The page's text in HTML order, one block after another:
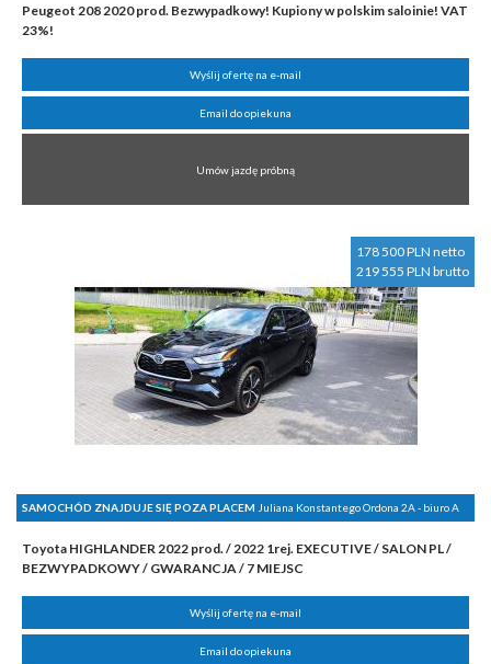
Peugeot 208 2020 prod. Bezwypadkowy! Kupiony w polskim saloinie! VAT
23%!
Wyślij ofertę na e-mail
Email do opiekuna
Umów jazdę próbną
178 500 PLN netto
219 555 PLN brutto
SAMOCHÓD ZNAJDUJE SIĘ POZA PLACEM Juliana Konstantego Ordona 2A - biuro A
Toyota HIGHLANDER 2022 prod. / 2022 1rej. EXECUTIVE / SALON PL /
BEZWYPADKOWY / GWARANCJA / 7 MIEJSC
Wyślij ofertę na e-mail
Email do opiekuna